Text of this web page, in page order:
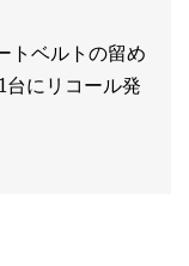
トベルトの留め
にリコール発